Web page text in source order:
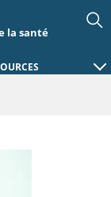
la santé